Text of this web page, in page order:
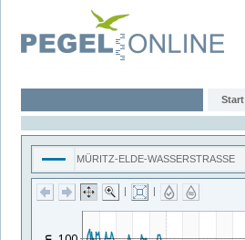
Start
MÜRITZ-ELDE-WASSERSTRASSE
| |